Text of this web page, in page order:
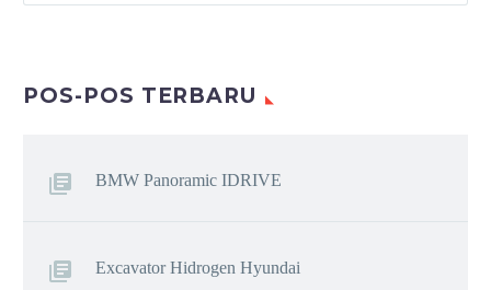
POS-POS TERBARU
BMW Panoramic IDRIVE
Excavator Hidrogen Hyundai